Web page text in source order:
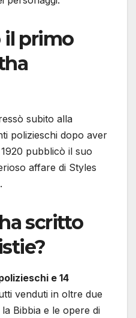
il primo
subito alla
polizieschi dopo aver
pubblicò il suo
affare di Styles
scritto
e 14
venduti in oltre due
Bibbia e le opere di